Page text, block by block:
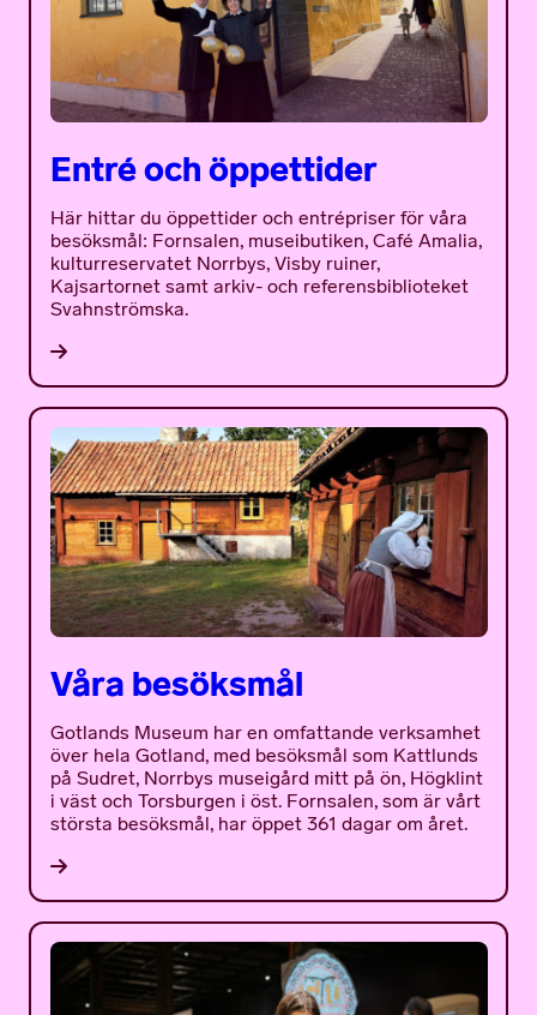
Entré och öppettider
Här hittar du öppettider och entrépriser för våra
besöksmål: Fornsalen, museibutiken, Café Amalia,
kulturreservatet Norrbys, Visby ruiner,
Kajsartornet samt arkiv- och referensbiblioteket
Svahnströmska.
Våra besöksmål
Gotlands Museum har en omfattande verksamhet
över hela Gotland, med besöksmål som Kattlunds
på Sudret, Norrbys museigård mitt på ön, Högklint
i väst och Torsburgen i öst. Fornsalen, som är vårt
största besöksmål, har öppet 361 dagar om året.